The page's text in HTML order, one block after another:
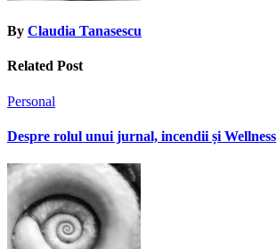
By Claudia Tanasescu
Related Post
Personal
Despre rolul unui jurnal, incendii și Wellness